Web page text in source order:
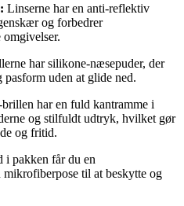
Linserne har en anti-reflektiv
og forbedrer
har silikone-næsepuder, der
uden at glide ned.
har en fuld kantramme i
og stilfuldt udtryk, hvilket gør
og fritid.
i pakken får du en
til at beskytte og